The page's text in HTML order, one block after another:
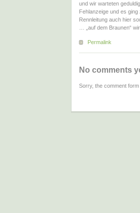
und wir warteten
Fehlanzeige und es
Rennleitung auch hier
… „auf dem Braunen“
Permalink
No comments
Sorry, the comment